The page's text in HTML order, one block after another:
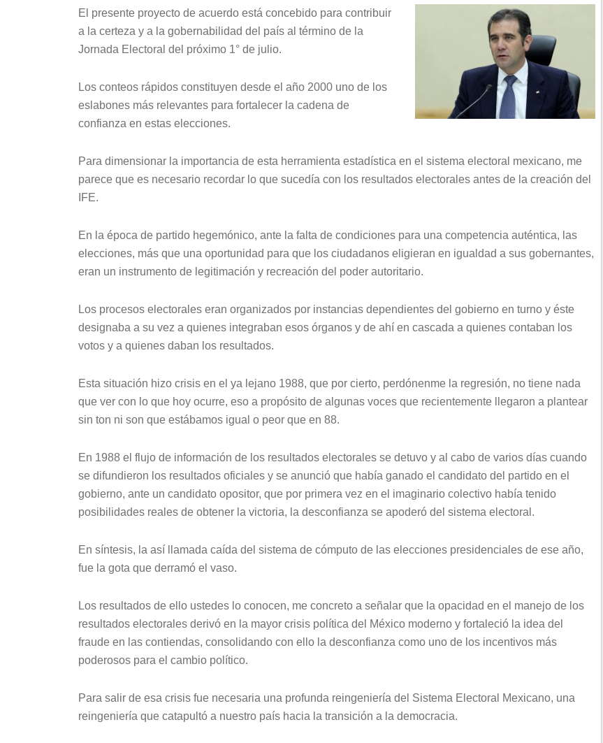
arriba/abajo
para
aumentar
disminuir
El presente proyecto de acuerdo está concebido para contribuir
a la certeza y a la gobernabilidad del país al término de la
Jornada Electoral del próximo 1° de julio.
Los conteos rápidos constituyen desde el año 2000 uno de los
eslabones más relevantes para fortalecer la cadena de
confianza en estas elecciones.
Para dimensionar la importancia de esta herramienta estadística en el sistema electoral mexicano, me
parece que es necesario recordar lo que sucedía con los resultados electorales antes de la creación del
IFE.
En la época de partido hegemónico, ante la falta de condiciones para una competencia auténtica, las
elecciones, más que una oportunidad para que los ciudadanos eligieran en igualdad a sus gobernantes,
eran un instrumento de legitimación y recreación del poder autoritario.
Los procesos electorales eran organizados por instancias dependientes del gobierno en turno y éste
designaba a su vez a quienes integraban esos órganos y de ahí en cascada a quienes contaban los
votos y a quienes daban los resultados.
Esta situación hizo crisis en el ya lejano 1988, que por cierto, perdónenme la regresión, no tiene nada
que ver con lo que hoy ocurre, eso a propósito de algunas voces que recientemente llegaron a plantear
sin ton ni son que estábamos igual o peor que en 88.
En 1988 el flujo de información de los resultados electorales se detuvo y al cabo de varios días cuando
se difundieron los resultados oficiales y se anunció que había ganado el candidato del partido en el
gobierno, ante un candidato opositor, que por primera vez en el imaginario colectivo había tenido
posibilidades reales de obtener la victoria, la desconfianza se apoderó del sistema electoral.
En síntesis, la así llamada caída del sistema de cómputo de las elecciones presidenciales de ese año,
fue la gota que derramó el vaso.
Los resultados de ello ustedes lo conocen, me concreto a señalar que la opacidad en el manejo de los
resultados electorales derivó en la mayor crisis política del México moderno y fortaleció la idea del
fraude en las contiendas, consolidando con ello la desconfianza como uno de los incentivos más
poderosos para el cambio político.
Para salir de esa crisis fue necesaria una profunda reingeniería del Sistema Electoral Mexicano, una
reingeniería que catapultó a nuestro país hacia la transición a la democracia.